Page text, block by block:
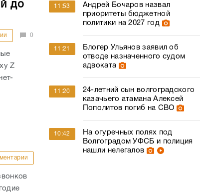
до
0
Z
11:53
Андрей Бочаров назвал
приоритеты бюджетной
политики на 2027 год
11:21
Блогер Ульянов заявил об
отводе назначенного судом
адвоката
11:20
24-летний сын волгоградского
казачьего атамана Алексей
Пополитов погиб на СВО
10:42
На огуречных полях под
Волгоградом УФСБ и полиция
нашли нелегалов